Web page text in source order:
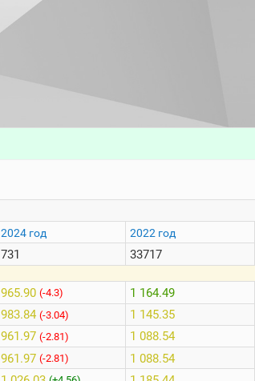
2024 год
731
965.90 (-4.3)
983.84 (-3.04)
961.97 (-2.81)
961.97 (-2.81)
2022 год
33717
1 164.49
1 145.35
1 088.54
1 088.54